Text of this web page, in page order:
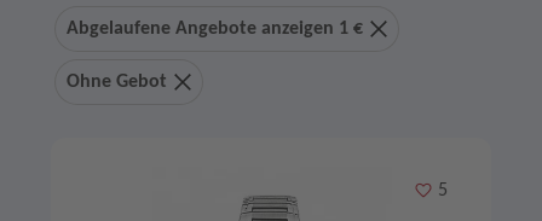
Abgelaufene Angebote anzeigen 1 €
Ohne Gebot
Merken
5